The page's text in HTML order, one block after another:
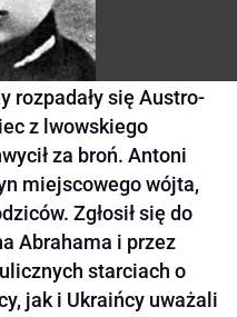
rozpadały się Austro-
z lwowskiego
za broń. Antoni
miejscowego wójta,
Zgłosił się do
Abrahama i przez
starciach o
jak i Ukraińcy uważali